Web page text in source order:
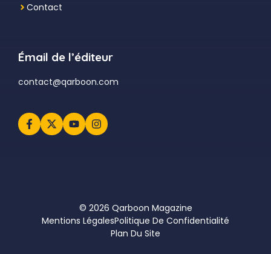
Contact
Émail de l’éditeur
contact@qarboon.com
© 2026 Qarboon Magazine
Mentions LégalesPolitique De Confidentialité
Plan Du Site